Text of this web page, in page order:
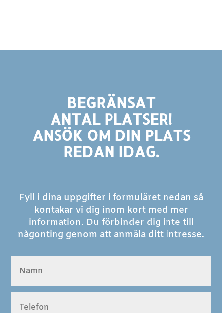
BEGRÄNSAT
ANTAL PLATSER!
ANSÖK OM DIN PLATS
REDAN IDAG.
Fyll i dina uppgifter i formuläret nedan så
kontakar vi dig inom kort med mer
information. Du förbinder dig inte till
någonting genom att anmäla ditt intresse.